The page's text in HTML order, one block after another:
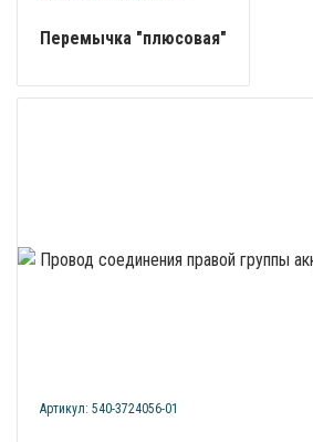
Перемычка "плюсовая"
Артикул: 540-3724056-01